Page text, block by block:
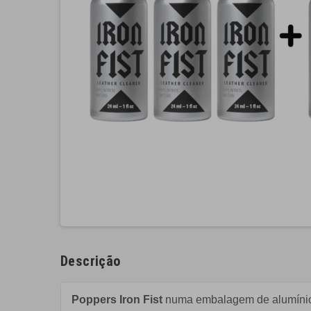
Descrição
Poppers Iron Fist numa embalagem de